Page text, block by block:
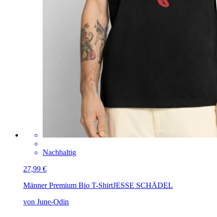
Nachhaltig
27,99 €
Männer Premium Bio T-ShirtJESSE SCHÄDEL
von June-Odin